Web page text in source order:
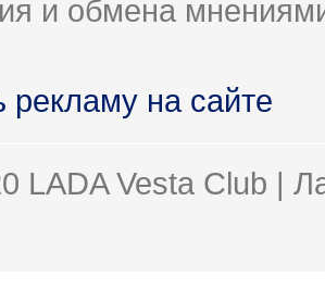
и обмена
рекламу на сайте
LADA Vesta Club |